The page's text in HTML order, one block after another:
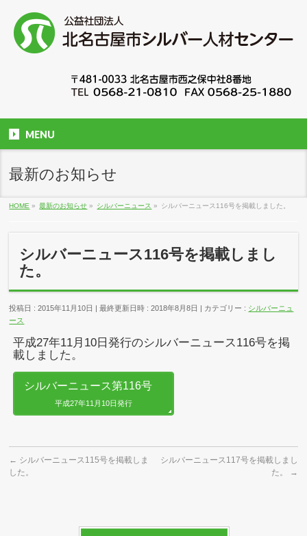
MENU
最新のお知らせ
HOME » 最新のお知らせ » シルバーニュース » シルバーニュース116号を掲載しました。
シルバーニュース116号を掲載しまし
た。
投稿日 : 2015年11月10日 最終更新日時 : 2018年8月8日 カテゴリー : シルバーニュ
ース
平成27年11月10日発行のシルバーニュース116号を掲
載しました。
シルバーニュース第116号
平成27年11月10日発行
← シルバーニュース115号を掲載しま
した。
シルバーニュース117号を掲載しまし
た。
→